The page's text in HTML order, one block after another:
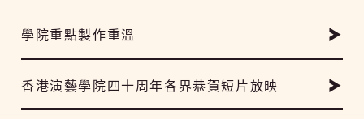
學院重點製作重溫
香港演藝學院四十周年各界恭賀短片放映